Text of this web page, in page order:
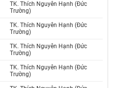
TK. Thích Nguyên Hạnh (Đức
Trường)
TK. Thích Nguyên Hạnh (Đức
Trường)
TK. Thích Nguyên Hạnh (Đức
Trường)
TK. Thích Nguyên Hạnh (Đức
Trường)